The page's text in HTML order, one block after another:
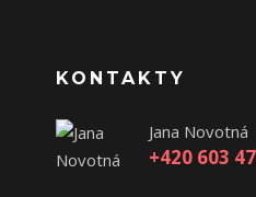
KONTAKTY
Jana Novotná
+420 603